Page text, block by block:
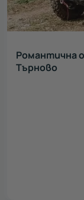
Романтична
Търново